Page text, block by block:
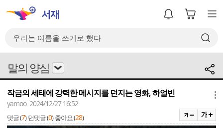
말의 양심
작금의 세태에 강력한 메시지를 던지는 영화, 하얼빈
yamoo 2024/12/27 16:52
댓글 (7) 먼댓글 (0) 좋아요 (28)